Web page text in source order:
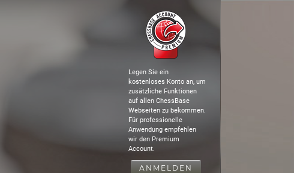
Legen Sie ein
kostenloses Konto an, um
zusätzliche Funktionen
auf allen ChessBase
Webseiten zu bekommen.
Für professionelle
Anwendung empfehlen
wir den Premium
Account.
ANMELDEN